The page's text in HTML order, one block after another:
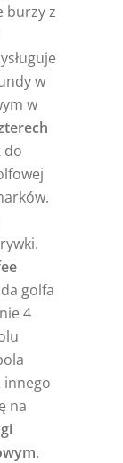
burzy z
w
w
do
golfa
4
innego
na
.